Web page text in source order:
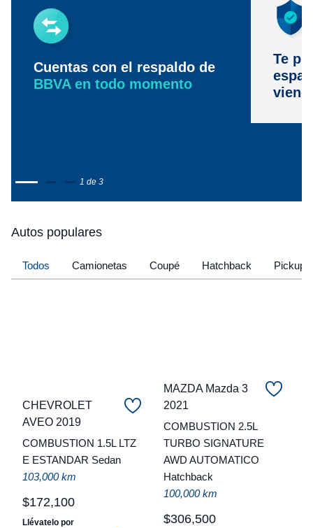
Cuentas con el respaldo de
BBVA en todo momento
Te
1 de 3
Autos populares
Todos Camionetas Coupé Hatchback Pickup
CHEVROLET
AVEO 2019
COMBUSTION 1.5L LTZ
E ESTANDAR Sedan
103,000 km
$172,100
Llévatelo por
MAZDA Mazda 3
2021
COMBUSTION 2.5L
TURBO SIGNATURE
AWD AUTOMATICO
Hatchback
100,000 km
$306,500